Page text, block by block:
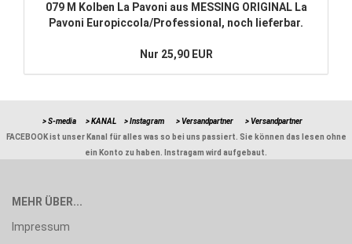
079 M Kolben La Pavoni aus MESSING ORIGINAL La
Pavoni Europiccola/Professional, noch lieferbar.
Nur 25,90 EUR
> S-media > KANAL > Instagram > Versandpartner
> Versandpartner
FACEBOOK ist unser Kanal für alles was so bei uns passiert. Sie können das lesen ohne
ein Konto zu haben. Instragam wird aufgebaut.
MEHR ÜBER...
Impressum